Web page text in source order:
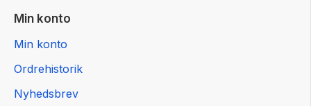
Min konto
Min konto
Ordrehistorik
Nyhedsbrev